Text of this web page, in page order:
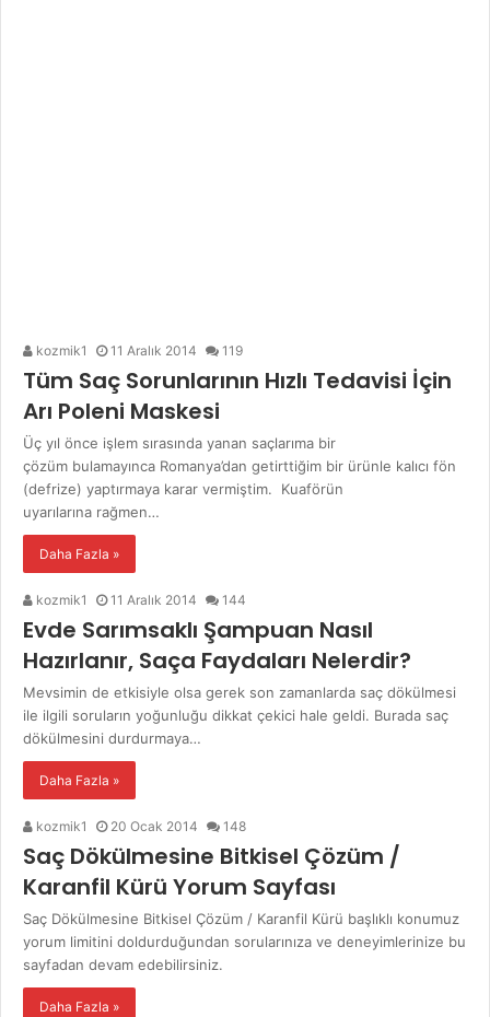
kozmik1 11 Aralık 2014 119
Tüm Saç Sorunlarının Hızlı Tedavisi İçin
Arı Poleni Maskesi
Üç yıl önce işlem sırasında yanan saçlarıma bir
çözüm bulamayınca Romanya’dan getirttiğim bir ürünle kalıcı fön
(defrize) yaptırmaya karar vermiştim. Kuaförün
uyarılarına rağmen…
Daha Fazla »
kozmik1 11 Aralık 2014 144
Evde Sarımsaklı Şampuan Nasıl
Hazırlanır, Saça Faydaları Nelerdir?
Mevsimin de etkisiyle olsa gerek son zamanlarda saç dökülmesi
ile ilgili soruların yoğunluğu dikkat çekici hale geldi. Burada saç
dökülmesini durdurmaya…
Daha Fazla »
kozmik1 20 Ocak 2014 148
Saç Dökülmesine Bitkisel Çözüm /
Karanfil Kürü Yorum Sayfası
Saç Dökülmesine Bitkisel Çözüm / Karanfil Kürü başlıklı konumuz
yorum limitini doldurduğundan sorularınıza ve deneyimlerinize bu
sayfadan devam edebilirsiniz.
Daha Fazla »